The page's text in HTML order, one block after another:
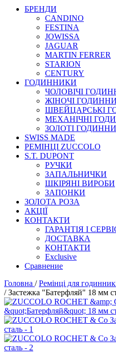
БРЕНДИ
CANDINO
FESTINA
JOWISSA
JAGUAR
MARTIN FERRER
STARION
CENTURY
ГОДИННИКИ
ЧОЛОВІЧІ
ЖІНОЧІ
ШВЕЙЦАРСЬКІ
МЕХАНІЧНІ
ЗОЛОТІ
SWISS MADE
РЕМІНЦІ ZUCCOLO
S.T. DUPONT
РУЧКИ
ЗАПАЛЬНИЧКИ
ШКІРЯНІ ВИРОБИ
ЗАПОНКИ
ЗОЛОТА РОЗА
АКЦІЇ
КОНТАКТИ
ГАРАНТІЯ І
ДОСТАВКА
КОНТАКТИ
Exclusive
Сравнение
Головна /Ремінці для
/ Застежка "Батерфляй" 18 мм